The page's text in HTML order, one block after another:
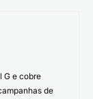
G e cobre
de